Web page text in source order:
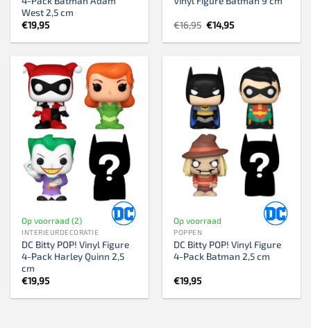
West 2,5 cm
€19,95 €16,95 Oorspronkelijke
prijs
was:
€14,95Huidige
is:
Op voorraad (2)
INTERIEURDECORATIE
DC Bitty POP! Vinyl Figure
4-Pack Harley Quinn 2,5
cm
€19,95
Op voorraad
POPPEN
DC Bitty POP! Vinyl Figure
4-Pack Batman 2,5 cm
€19,95